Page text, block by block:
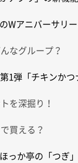
Wアニバーサリ
なグループ？
1弾「チキンか
を深掘り！
買える？
っか亭の「つぎ